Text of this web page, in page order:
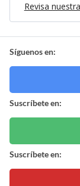
Revisa
Síguenos en:
Suscríbete en:
Suscríbete en: